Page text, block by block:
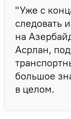
"Уже с
следовать
на
Асрлан,
большое
в целом.